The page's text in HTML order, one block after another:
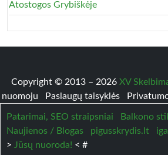
Atostogos Grybiškėje
Copyright © 2013 – 2026 XV
nuomoju
Paslaugų taisyklės
Patarimai, SEO straipsniai Balkono
Naujienos / Blogas
pigusskrydis.lt
> Jūsų nuoroda! < #